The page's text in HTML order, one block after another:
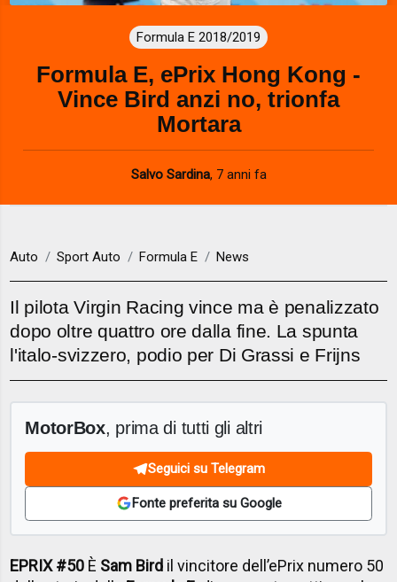
Formula E 2018/2019
Formula E, ePrix Hong Kong -
Vince Bird anzi no, trionfa
Mortara
Salvo Sardina, 7 anni fa
Auto Sport Auto Formula E News
Il pilota Virgin Racing vince ma è penalizzato
dopo oltre quattro ore dalla fine. La spunta
l'italo-svizzero, podio per Di Grassi e Frijns
MotorBox, prima di tutti gli altri
Seguici su Telegram
Fonte preferita su Google
EPRIX #50 È Sam Bird il vincitore dell’ePrix numero 50